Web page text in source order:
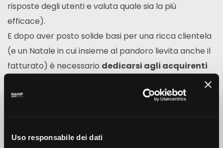
Uso responsabile dei dati
risposte degli utenti e valuta quale sia la più
efficace).
E dopo aver posto solide basi per una ricca clientela
(e un Natale in cui insieme al pandoro lievita anche il
fatturato) è necessario dedicarsi agli acquirenti
disperatamente di acquistare un dono per una
unmessaggio brevissimo, immediato e che